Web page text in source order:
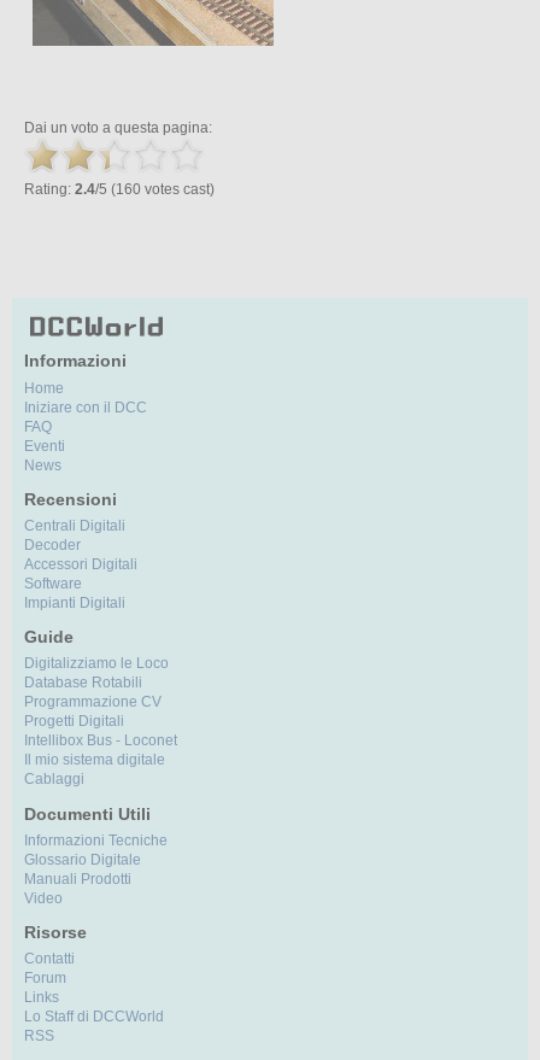
Dai un voto a questa pagina:
Rating: 2.4/5 (160 votes cast)
Informazioni
Home
Iniziare con il DCC
FAQ
Eventi
News
Recensioni
Centrali Digitali
Decoder
Accessori Digitali
Software
Impianti Digitali
Guide
Digitalizziamo le Loco
Database Rotabili
Programmazione CV
Progetti Digitali
Intellibox Bus - Loconet
Il mio sistema digitale
Cablaggi
Documenti Utili
Informazioni Tecniche
Glossario Digitale
Manuali Prodotti
Video
Risorse
Contatti
Forum
Links
Lo Staff di DCCWorld
RSS